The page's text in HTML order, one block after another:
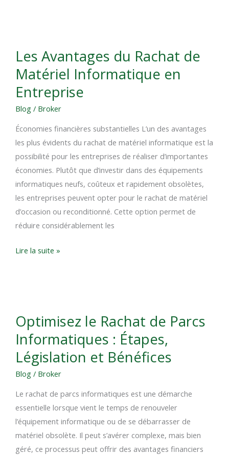
Les Avantages du Rachat de
Matériel Informatique en
Entreprise
Blog/ Broker
Économies financières substantielles L’un des avantages
les plus évidents du rachat de matériel informatique est la
possibilité pour les entreprises de réaliser d’importantes
économies. Plutôt que d’investir dans des équipements
informatiques neufs, coûteux et rapidement obsolètes,
les entreprises peuvent opter pour le rachat de matériel
d’occasion ou reconditionné. Cette option permet de
réduire considérablement les
Avantages
du
de
Matériel
Informatique
en
Entreprise
Lire la suite »
Optimisez le Rachat de Parcs
Informatiques : Étapes,
Législation et Bénéfices
Blog/ Broker
Le rachat de parcs informatiques est une démarche
essentielle lorsque vient le temps de renouveler
l’équipement informatique ou de se débarrasser de
matériel obsolète. Il peut s’avérer complexe, mais bien
géré, ce processus peut offrir des avantages financiers
le
Rachat
Parcs
Informatiques
:
Étapes,
Législation
et
Bénéfices